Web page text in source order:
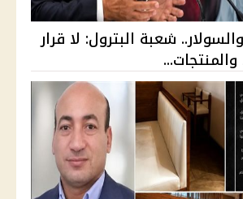
شعبة البترول: لا قرار